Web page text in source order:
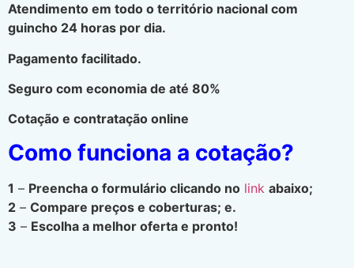
Atendimento em todo o território nacional com
guincho 24 horas por dia.
Pagamento facilitado.
Seguro com economia de até 80%
Cotação e contratação online
Como funciona a cotação?
1 – Preencha o formulário clicando no link abaixo;
2 – Compare preços e coberturas; e.
3 – Escolha a melhor oferta e pronto!